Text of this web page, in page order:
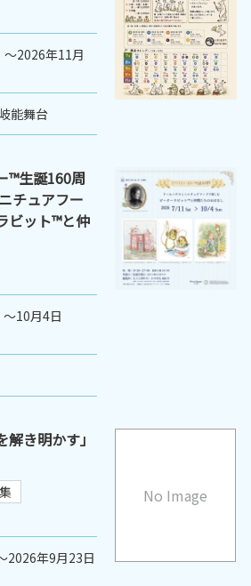
2026年11月
能舞台
™生誕160周
チュアフー
ビット™と仲
10月4日
No Image
解き明かす」
2026年9月23日